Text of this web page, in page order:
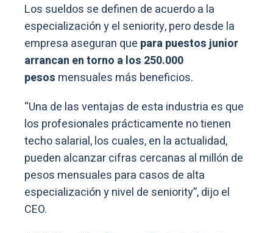
Los sueldos se definen de acuerdo a la
especialización y el seniority, pero desde la
empresa aseguran que para puestos junior
arrancan en torno a los 250.000
pesos mensuales más beneficios.
“Una de las ventajas de esta industria es que
los profesionales prácticamente no tienen
techo salarial, los cuales, en la actualidad,
pueden alcanzar cifras cercanas al millón de
pesos mensuales para casos de alta
especialización y nivel de seniority”, dijo el
CEO.